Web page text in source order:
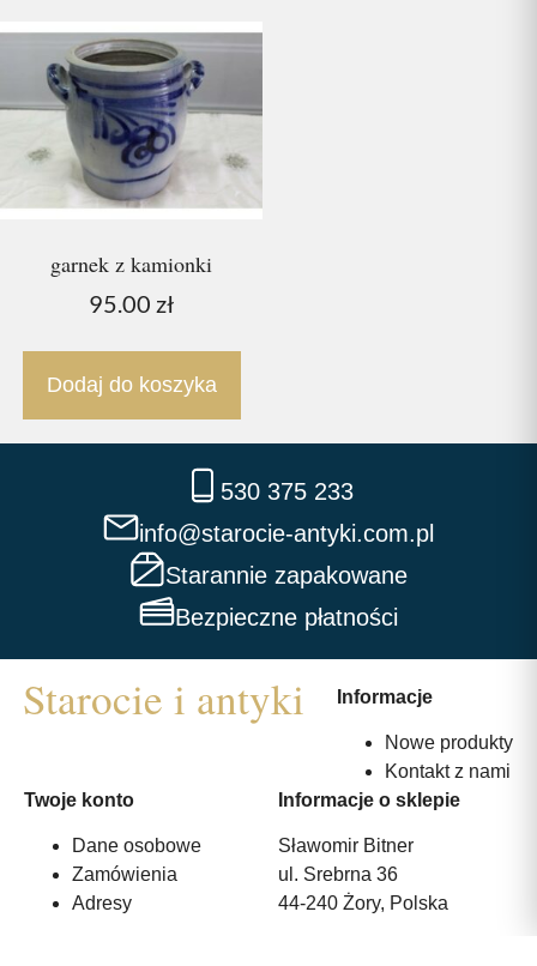
garnek z kamionki
95.00 zł
Dodaj do koszyka
530 375 233
info@starocie-antyki.com.pl
Starannie zapakowane
Bezpieczne płatności
Informacje
Nowe produkty
Kontakt z nami
Twoje konto
Dane osobowe
Zamówienia
Adresy
Informacje o sklepie
Sławomir Bitner
ul. Srebrna 36
44-240 Żory, Polska